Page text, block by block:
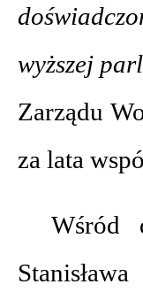
wyższej
Zarządu
za lata
Wśród